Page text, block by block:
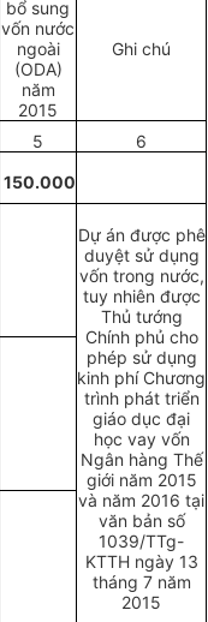
bổ sung
vốn nước
ngoài
(ODA)
năm
2015
Ghi chú
5
6
150.000
Dự án được phê
duyệt sử dụng
vốn trong nước,
tuy nhiên được
Thủ tướng
Chính phủ cho
phép sử dụng
kinh phí Chương
trình phát triển
giáo dục đại
học vay vốn
Ngân hàng Thế
giới năm 2015
và năm 2016 tại
văn bản số
1039/TTg-
KTTH ngày 13
tháng 7 năm
2015